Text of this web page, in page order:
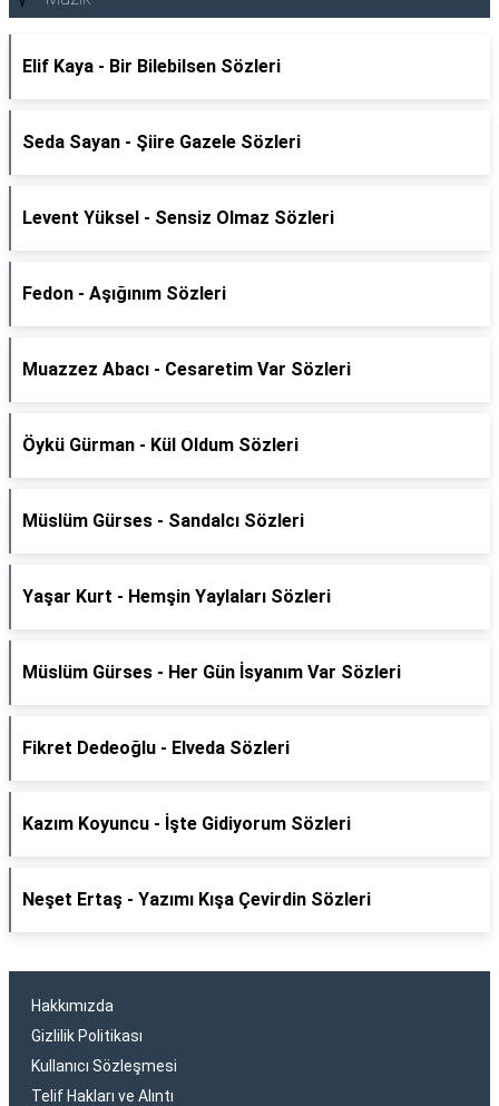
Elif Kaya - Bir Bilebilsen Sözleri
Seda Sayan - Şiire Gazele Sözleri
Levent Yüksel - Sensiz Olmaz Sözleri
Fedon - Aşığınım Sözleri
Muazzez Abacı - Cesaretim Var Sözleri
Öykü Gürman - Kül Oldum Sözleri
Müslüm Gürses - Sandalcı Sözleri
Yaşar Kurt - Hemşin Yaylaları Sözleri
Müslüm Gürses - Her Gün İsyanım Var Sözleri
Fikret Dedeoğlu - Elveda Sözleri
Kazım Koyuncu - İşte Gidiyorum Sözleri
Neşet Ertaş - Yazımı Kışa Çevirdin Sözleri
Hakkımızda
Gizlilik Politikası
Kullanıcı Sözleşmesi
Telif Hakları ve Alıntı